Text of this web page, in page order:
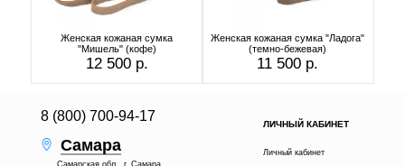
Женская кожаная сумка
"Мишель" (кофе)
12 500 р.
Женская кожаная сумка "Ладога"
(темно-бежевая)
11 500 р.
8 (800) 700-94-17
Самара
ЛИЧНЫЙ КАБИНЕТ
Личный кабинет